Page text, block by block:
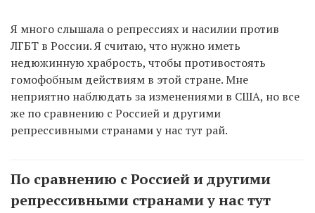
Я много слышала о репрессиях и насилии против
ЛГБТ в России. Я считаю, что нужно иметь
недюжинную храбрость, чтобы противостоять
гомофобным действиям в этой стране. Мне
неприятно наблюдать за изменениями в США, но все
же по сравнению с Россией и другими
репрессивными странами у нас тут рай.
По сравнению с Россией и другими
репрессивными странами у нас тут